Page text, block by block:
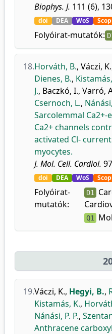
Biophys. J. 111 (6),
doi DEA WoS
Folyóirat-mutatók:
18.Horváth, B., Váczi, K.
Dienes, B.,
J., Baczkó, I., Varró,
Csernoch, L.,
Sarcolemmal
Ca2+ channels
activated Cl-
myocytes.
J. Mol. Cell. Cardiol.
doi DEA WoS
Folyóirat-
mutatók:
D1
Q1
19.Váczi, K., Hegyi, B.,
Kistamás, K.,
Nánási, P. P.,
Anthracene